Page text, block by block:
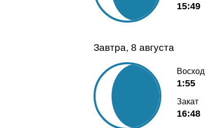
15:49
Завтра, 8 августа
Восход
1:55
Закат
16:48